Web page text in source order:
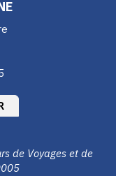
de Voyages et de